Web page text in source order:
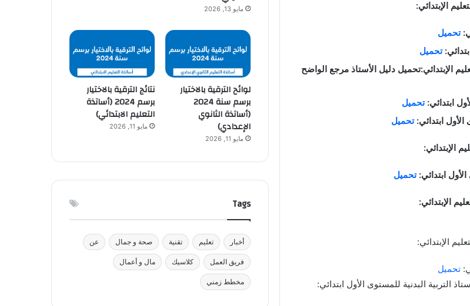
الإبتدائي:
تحميل
تحميل
الإبتدائي:تحميل دليل الأستاذ مرجع الواضح
ابتدائي:تحميل
ابتدائي:تحميل
الإبتدائي:
تحميل
الإبتدائي:
الإبتدائي:
تحميل
التربية البدنية للمستوى الأول ابتدائي:
مايو 13, 2026
لوائح الترقية بالاختيار
برسم سنة 2024
(أساتذة الثانوي
الإعدادي)
مايو 11, 2026
نتائج الترقية بالاختيار
برسم 2024 (أساتذة
التعليم الابتدائي)
مايو 11, 2026
Tags
أخبار تعليم تقنية صحة و جمال عن
فريق العمل كلاسيك مال و أعمال
مخطط زمني